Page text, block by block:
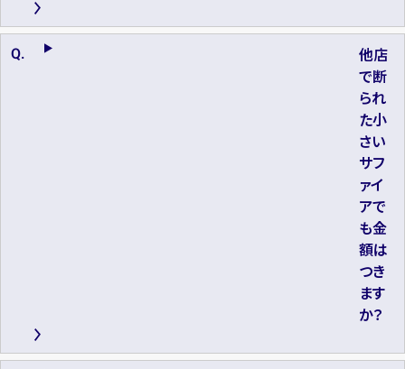
他店
で断
られ
た小
さい
サフ
ァイ
アで
も金
額は
つき
ます
か？